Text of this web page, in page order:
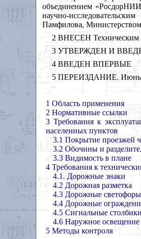
объединением
научно-
Памфилова,
2 ВНЕСЕН Техническим
3 УТВЕРЖДЕН И ВВЕДЕН
4 ВВЕДЕН ВПЕРВЫЕ
5 ПЕРЕИЗДАНИЕ. Июнь
1Область применения
2Нормативные ссылки
3 Требования к
населенных пунктов
3.1 Покрытие проезжей
3.2 Обочины и
3.3 Видимость в плане
4Требования к
4.1. Дорожные знаки
4.2 Дорожная разметка
4.3 Дорожные светофоры
4.4 Дорожные
4.5 Сигнальные
4.6 Наружное освещение
5Методы контроля